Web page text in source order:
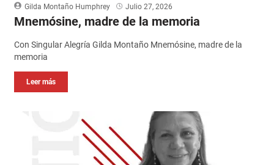
Gilda Montaño Humphrey Julio 27, 2026
Mnemósine, madre de la memoria
Con Singular Alegría Gilda Montaño Mnemósine, madre de la
memoria
Leer más